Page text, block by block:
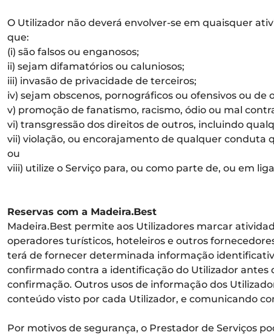
O Utilizador não deverá envolver-se em quaisquer
que:
(i) são falsos ou enganosos;
ii) sejam difamatórios ou caluniosos;
iii) invasão de privacidade de terceiros;
iv) sejam obscenos, pornográficos ou ofensivos ou
v) promoção de fanatismo, racismo, ódio ou mal
vi) transgressão dos direitos de outros, incluindo
vii) violação, ou encorajamento de qualquer conduta
ou
viii) utilize o Serviço para, ou como parte de, ou em
Reservas com a Madeira.Best
Madeira.Best permite aos Utilizadores marcar
operadores turísticos, hoteleiros e outros
terá de fornecer determinada informação
confirmado contra a identificação do Utilizador antes
confirmação. Outros usos de informação dos
conteúdo visto por cada Utilizador, e comunicando
Por motivos de segurança, o Prestador de Serviços